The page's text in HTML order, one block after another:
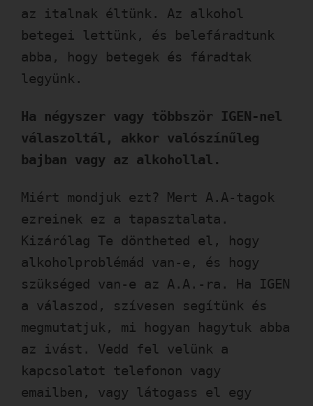
az italnak éltünk. Az alkohol
betegei lettünk, és belefáradtunk
abba, hogy betegek és fáradtak
legyünk.
Ha négyszer vagy többször IGEN-nel
válaszoltál, akkor valószínűleg
bajban vagy az alkohollal.
Miért mondjuk ezt? Mert A.A-tagok
ezreinek ez a tapasztalata.
Kizárólag Te döntheted el, hogy
alkoholproblémád van-e, és hogy
szükséged van-e az A.A.-ra. Ha IGEN
a válaszod, szívesen segítünk és
megmutatjuk, mi hogyan hagytuk abba
az ivást. Vedd fel velünk a
kapcsolatot telefonon vagy
emailben, vagy látogass el egy